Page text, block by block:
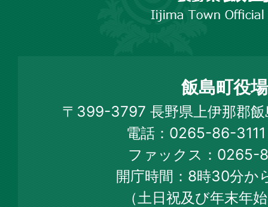
Town
Official
Web
Site
飯島町役場
〒399-3797 長野県上伊那郡
電話：0265-86-
ファックス：0265-
開庁時間：8時30分か
（土日祝及び年末年